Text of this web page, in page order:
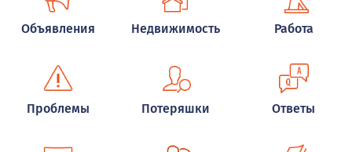
Объявления Недвижимость Работа
Проблемы Потеряшки Ответы